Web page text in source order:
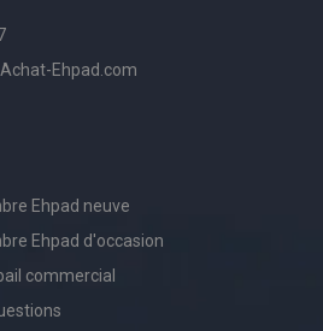
Ehpad.com
Ehpad neuve
Ehpad d'occasion
commercial